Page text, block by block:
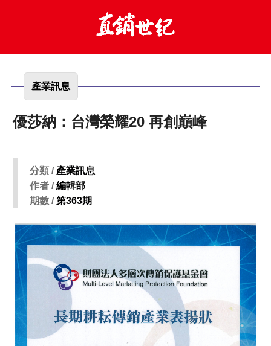
產業訊息
優莎納：台灣榮耀20 再創巔峰
分類 / 產業訊息
作者 /編輯部
期數 /第363期